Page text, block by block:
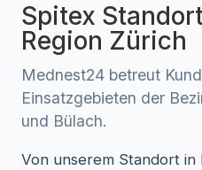
Spitex
Region Zürich
Mednest24 betreut
Einsatzgebieten der
und Bülach.
Von unserem Standort